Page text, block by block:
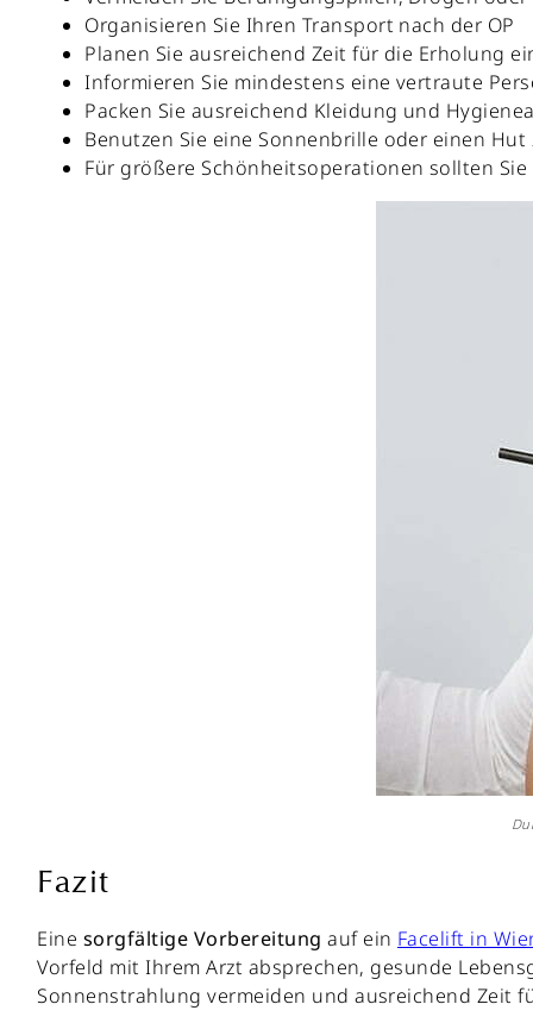
Organisieren Sie Ihren Transport nach der OP
Planen Sie ausreichend Zeit für die Erholung
Informieren Sie mindestens eine vertraute
Packen Sie ausreichend Kleidung und
Benutzen Sie eine Sonnenbrille oder einen Hut
Für größere Schönheitsoperationen sollten
Fazit
Eine sorgfältige Vorbereitung auf ein Facelift in
Vorfeld mit Ihrem Arzt absprechen, gesunde
Sonnenstrahlung vermeiden und ausreichend Zeit